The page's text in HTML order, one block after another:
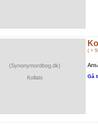
(Synonymordbog.dk)
Kollats
( >
Gå